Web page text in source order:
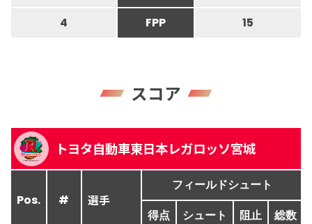
4 FPP 15
スコア
トヨタ自動車東日本レガロッソ宮城
Pos. # 選手
フィールドシュート
得点 シュート 阻止 総数